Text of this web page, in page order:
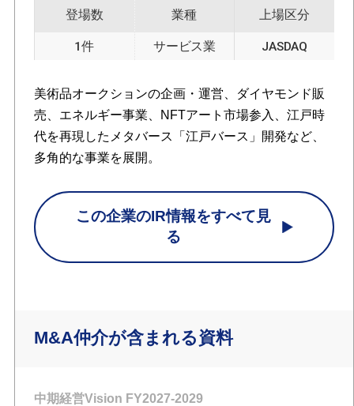
登場数
1件
業種
サービス業
上場区分
JASDAQ
美術品オークションの企画・運営、ダイヤモンド販
売、エネルギー事業、NFTアート市場参入、江戸時
代を再現したメタバース「江戸バース」開発など、
多角的な事業を展開。
この企業のIR情報をすべて見
る
M&A仲介が含まれる資料
中期経営Vision FY2027-2029